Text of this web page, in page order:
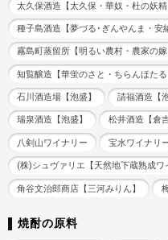
太久保酒造【太久保・華奴・杜の妖精
種子島酒造【夢づる･ぎんやんま・安
霧島町蒸留所【明るい農村・農家の嫁
知覧醸造【華蛍のさと・ちらんほたる
石川酒造場【泡盛】 請福酒造【泡
瑞泉酒造【泡盛】 松井酒造【倉
八剣山ワイナリー 宝水ワイナリ
(株)シュヴァリエ【天然地下蔵熟成ワ
角谷文治郎商店【三河みりん】
焼酎の原料